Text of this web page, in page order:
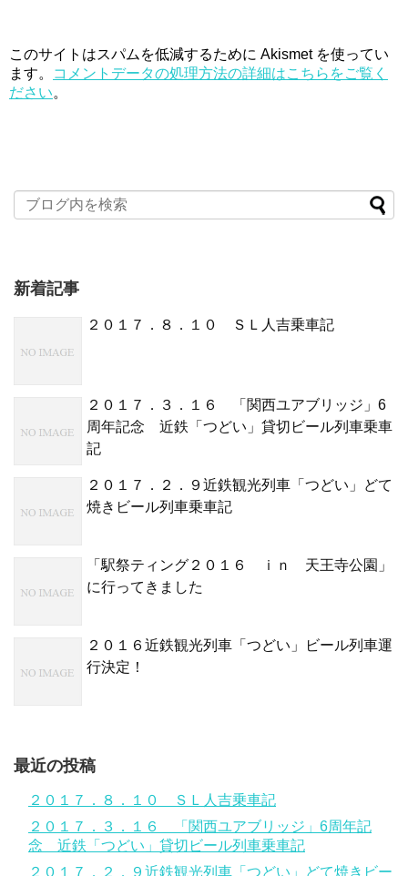
このサイトはスパムを低減するために Akismet を使ってい
ます。
コメントデータの処理方法の詳細はこちらをご覧く
ださい。
新着記事
２０１７．８．１０ ＳＬ人吉乗車記
２０１７．３．１６ 「関西ユアブリッジ」6
周年記念 近鉄「つどい」貸切ビール列車乗車
記
２０１７．２．９近鉄観光列車「つどい」どて
焼きビール列車乗車記
「駅祭ティング２０１６ ｉｎ 天王寺公園」
に行ってきました
２０１６近鉄観光列車「つどい」ビール列車運
行決定！
最近の投稿
２０１７．８．１０ ＳＬ人吉乗車記
２０１７．３．１６ 「関西ユアブリッジ」6周年記
念 近鉄「つどい」貸切ビール列車乗車記
２０１７．２．９近鉄観光列車「つどい」どて焼きビー